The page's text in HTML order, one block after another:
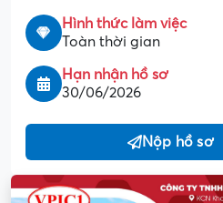
Hình thức làm việc
Toàn thời gian
Hạn nhận hồ sơ
30/06/2026
Nộp hồ sơ